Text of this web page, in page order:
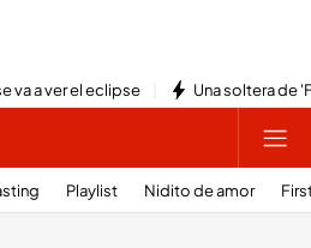
va a ver el eclipse Una soltera de
Playlist Nidito de amor